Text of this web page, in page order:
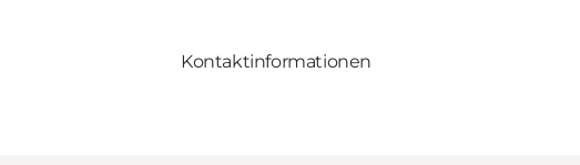
Kontaktinformationen